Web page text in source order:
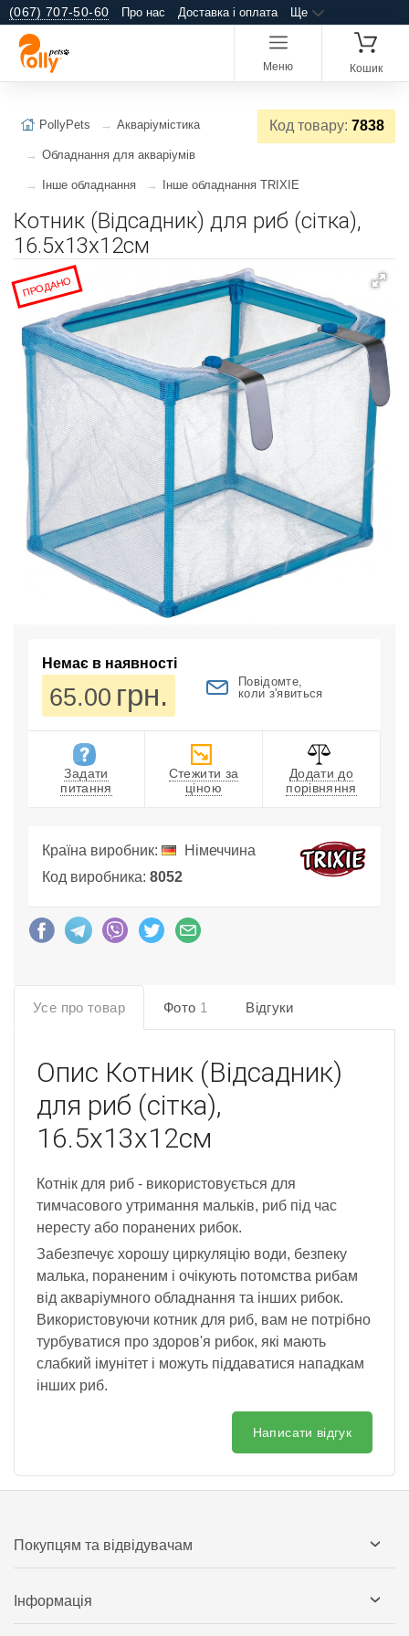
(067) 707-50-60 Про нас Доставка і оплата Ще
Меню Кошик
Код товару: 7838
PollyPets Акваріумістика
Обладнання для акваріумів
Інше обладнання Інше обладнання TRIXIE
Котник (Відсадник) для риб (сітка),
16.5х13х12см
ПРОДАНО
Немає в наявності
65.00 грн.
Повідомте,
коли з'явиться
Задати
питання
Стежити за
ціною
Додати до
порівняння
Країна виробник:
Німеччина
Код виробника: 8052
Усе про товар Фото 1 Відгуки
Опис Котник (Відсадник)
для риб (сітка),
16.5х13х12см
Котнік для риб - використовується для
тимчасового утримання мальків, риб під час
нересту або поранених рибок.
Забезпечує хорошу циркуляцію води, безпеку
малька, пораненим і очікують потомства рибам
від акваріумного обладнання та інших рибок.
Використовуючи котник для риб, вам не потрібно
турбуватися про здоров'я рибок, які мають
слабкий імунітет і можуть піддаватися нападкам
інших риб.
Написати відгук
Покупцям та відвідувачам
Інформація